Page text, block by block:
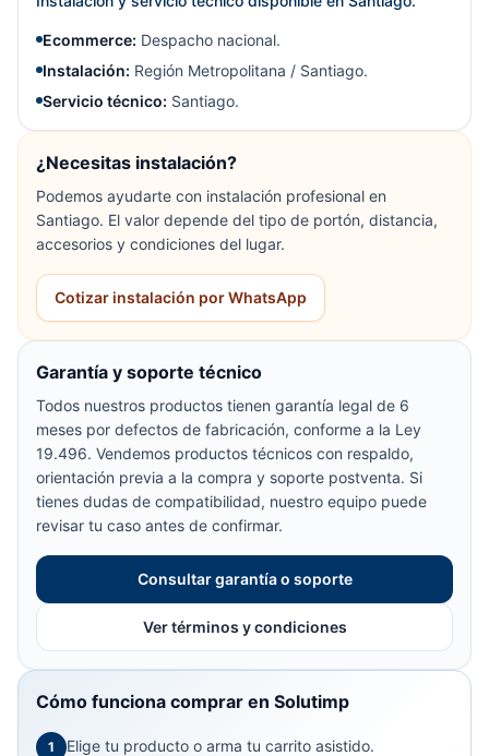
Ecommerce: Despacho nacional.
Instalación: Región Metropolitana / Santiago.
Servicio técnico: Santiago.
¿Necesitas instalación?
Podemos ayudarte con instalación profesional en
Santiago. El valor depende del tipo de portón, distancia,
accesorios y condiciones del lugar.
Cotizar instalación por WhatsApp
Garantía y soporte técnico
Todos nuestros productos tienen garantía legal de 6
meses por defectos de fabricación, conforme a la Ley
19.496. Vendemos productos técnicos con respaldo,
orientación previa a la compra y soporte postventa. Si
tienes dudas de compatibilidad, nuestro equipo puede
revisar tu caso antes de confirmar.
Consultar garantía o soporte
Ver términos y condiciones
Cómo funciona comprar en Solutimp
1 Elige tu producto o arma tu carrito asistido.